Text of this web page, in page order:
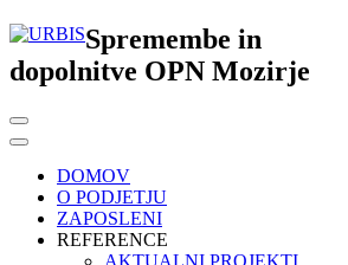
DOMOV
O PODJETJU
ZAPOSLENI
REFERENCE
AKTUALNI PROJEKTI
Spremembe in
dopolnitve OPN Mozirje